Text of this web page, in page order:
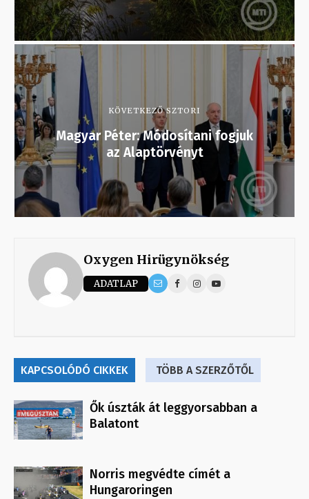
KÖVETKEZŐ SZTORI
Magyar Péter: Módosítani fogjuk
az Alaptörvényt
Oxygen Hirügynökség
ADATLAP
KAPCSOLÓDÓ CIKKEK TÖBB A SZERZŐTŐL
Ők úszták át leggyorsabban a
Balatont
Norris megvédte címét a
Hungaroringen